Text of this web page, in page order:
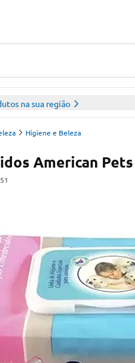
na sua região
Higiene e Beleza
American